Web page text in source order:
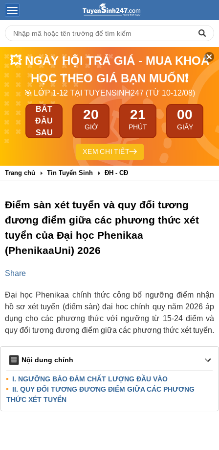
💥 NGÀY HỘI TRẢ GIÁ - MUA KHOÁ
HỌC THEO GIÁ BẠN MUỐN❗
🎯 LỚP 1-12 TẠI TUYENSINH247 (TỪ 10-12/08)
BẮT
ĐẦU
SAU
20
GIỜ
21
PHÚT
00
GIÂY
XEM CHI TIẾT
Trang chủ Tin Tuyển Sinh ĐH - CĐ
Điểm sàn xét tuyển và quy đổi tương
đương điểm giữa các phương thức xét
tuyển của Đại học Phenikaa
(PhenikaaUni) 2026
Share
Đại học Phenikaa chính thức công bố ngưỡng điểm nhận
hồ sơ xét tuyển (điểm sàn) đại học chính quy năm 2026 áp
dụng cho các phương thức với ngưỡng từ 15-24 điểm và
quy đổi tương đương điểm giữa các phương thức xét tuyển.
Nội dung chính
I. NGƯỠNG BẢO ĐẢM CHẤT LƯỢNG ĐẦU VÀO
II. QUY ĐỔI TƯƠNG ĐƯƠNG ĐIỂM GIỮA CÁC PHƯƠNG
THỨC XÉT TUYỂN